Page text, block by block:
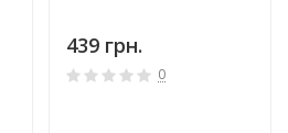
439 грн.
0